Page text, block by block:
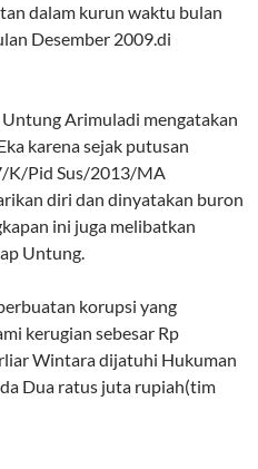
dalam kurun waktu bulan
Desember 2009.di
Arimuladi mengatakan
karena sejak putusan
K/Pid Sus/2013/MA
diri dan dinyatakan buron
ini juga melibatkan
Untung.
korupsi yang
kerugian sebesar Rp
Wintara dijatuhi Hukuman
Dua ratus juta rupiah(tim